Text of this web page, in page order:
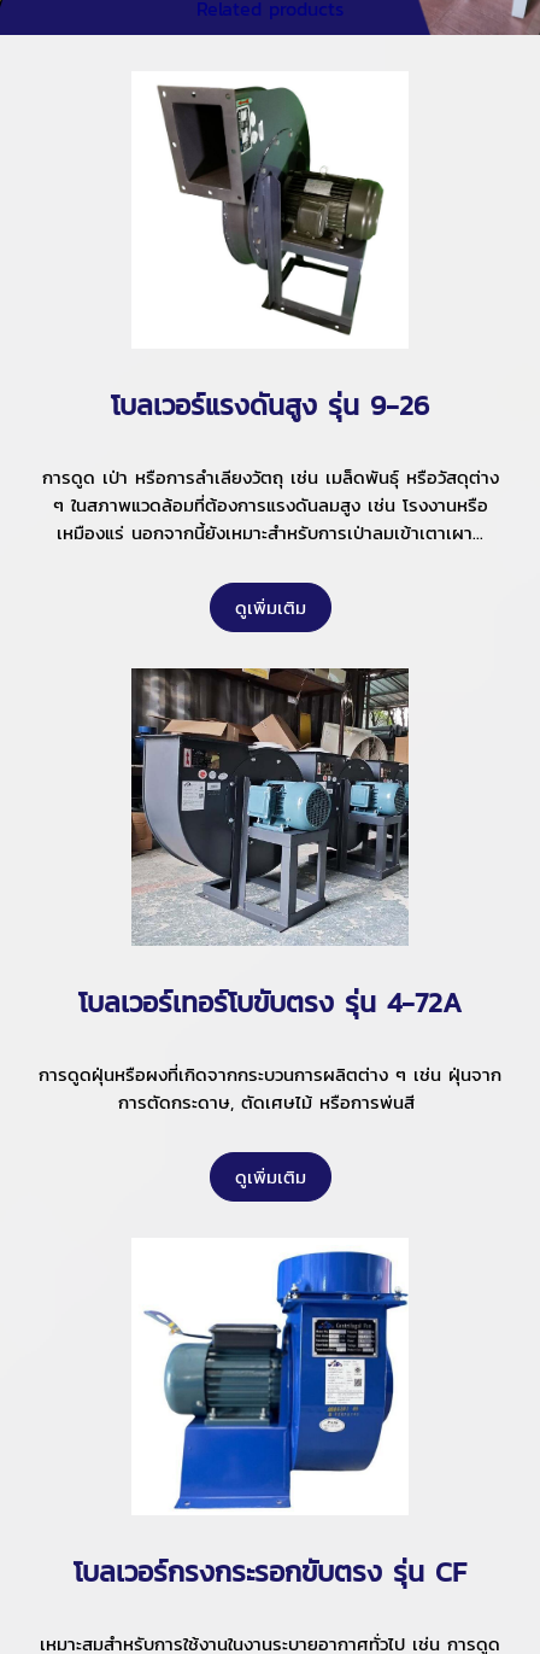
Related products
โบลเวอร์แรงดันสูง รุ่น 9-26
การดูด เป่า หรือการลำเลียงวัตถุ เช่น เมล็ดพันธุ์ หรือวัสดุต่าง
ๆ ในสภาพแวดล้อมที่ต้องการแรงดันลมสูง เช่น โรงงานหรือ
เหมืองแร่ นอกจากนี้ยังเหมาะสำหรับการเป่าลมเข้าเตาเผา...
ดูเพิ่มเติม
โบลเวอร์เทอร์โบขับตรง รุ่น 4-72A
การดูดฝุ่นหรือผงที่เกิดจากกระบวนการผลิตต่าง ๆ เช่น ฝุ่นจาก
การตัดกระดาษ, ตัดเศษไม้ หรือการพ่นสี
ดูเพิ่มเติม
โบลเวอร์กรงกระรอกขับตรง รุ่น CF
เหมาะสมสำหรับการใช้งานในงานระบายอากาศทั่วไป เช่น การดูด